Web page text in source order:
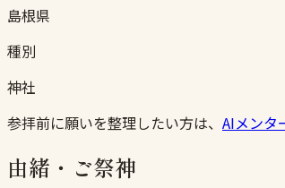
島根県
種別
神社
参拝前に願いを整理したい方は、 AIメンタ
由緒・ご祭神